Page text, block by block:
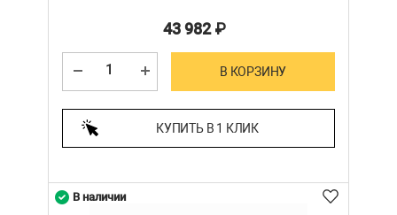
43 982₽
В КОРЗИНУ
КУПИТЬ В 1 КЛИК
В наличии